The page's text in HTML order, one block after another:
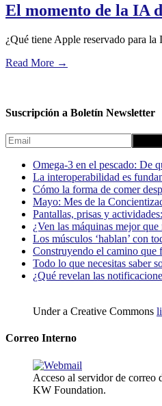
El momento de la IA
¿Qué tiene Apple reservado para
Read More →
Suscripción a Boletín Newsletter
Omega-3 en el pescado: De
La interoperabilidad es
Cómo la forma de comer
Mayo: Mes de la
Pantallas, prisas y
¿Ven las máquinas mejor
Los músculos ‘hablan’ con
Construyendo el camino que
Todo lo que necesitas saber
¿Qué revelan las
Under a Creative Commons
Correo Interno
Acceso al servidor de correo
KW Foundation.